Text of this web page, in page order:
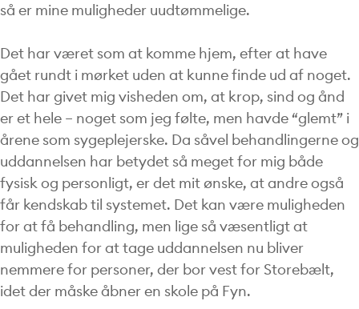
så er mine muligheder uudtømmelige.
Det har været som at komme hjem, efter at have
gået rundt i mørket uden at kunne finde ud af noget.
Det har givet mig visheden om, at krop, sind og ånd
er et hele – noget som jeg følte, men havde “glemt” i
årene som sygeplejerske. Da såvel behandlingerne og
uddannelsen har betydet så meget for mig både
fysisk og personligt, er det mit ønske, at andre også
får kendskab til systemet. Det kan være muligheden
for at få behandling, men lige så væsentligt at
muligheden for at tage uddannelsen nu bliver
nemmere for personer, der bor vest for Storebælt,
idet der måske åbner en skole på Fyn.